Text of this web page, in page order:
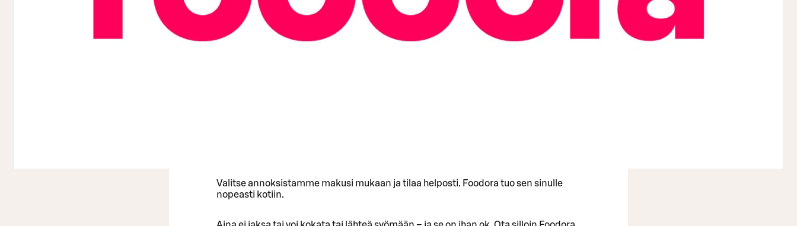
Valitse annoksistamme makusi mukaan ja tilaa helposti. Foodora tuo sen sinulle
nopeasti kotiin.